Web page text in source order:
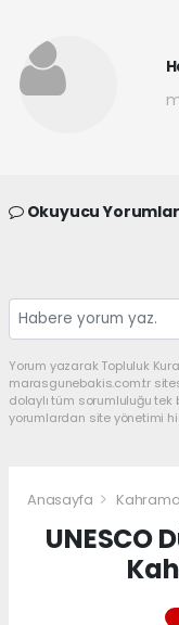
Okuyucu
Yorum yazarak Topluluk
marasgunebakis.com.tr
dolaylı tüm sorumluluğu tek
yorumlardan site yönetimi
Anasayfa
UNESCO